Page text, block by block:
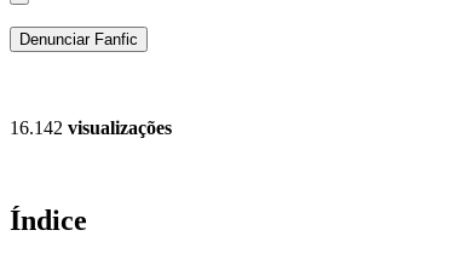
Denunciar Fanfic
16.142 visualizações
Índice